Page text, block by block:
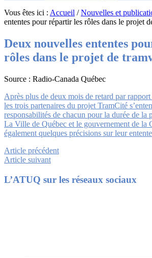
Vous êtes ici : Accueil /Nouvelles et
ententes pour répartir les rôles dans le projet
Deux nouvelles ententes
rôles dans le projet de
Source : Radio-Canada Québec
Après plus de deux mois de retard par rapport
les trois partenaires du projet TramCité
responsabilités de chacun pour la durée de la
La Ville de Québec et le gouvernement de la
également quelques précisions sur leur
Article précédent
Article suivant
Footer
L’ATUQ sur les réseaux sociaux